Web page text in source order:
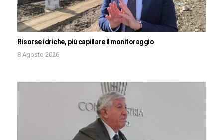
Risorse idriche, più capillare il monitoraggio
8 Agosto 2026